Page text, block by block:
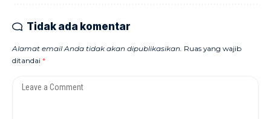
Tidak ada komentar
Alamat email Anda tidak akan dipublikasikan. Ruas yang wajib
ditandai *